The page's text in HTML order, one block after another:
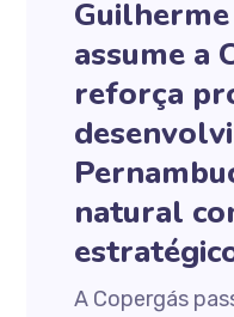
assume a
reforça
natural
A Copergás